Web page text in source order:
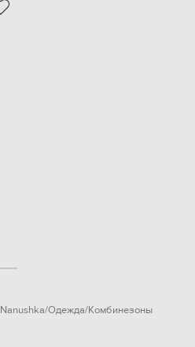
Nanushka Одежда Комбинезоны